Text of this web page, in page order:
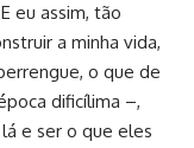
eu assim, tão
a minha vida,
o que de
dificílima –,
e ser o que eles